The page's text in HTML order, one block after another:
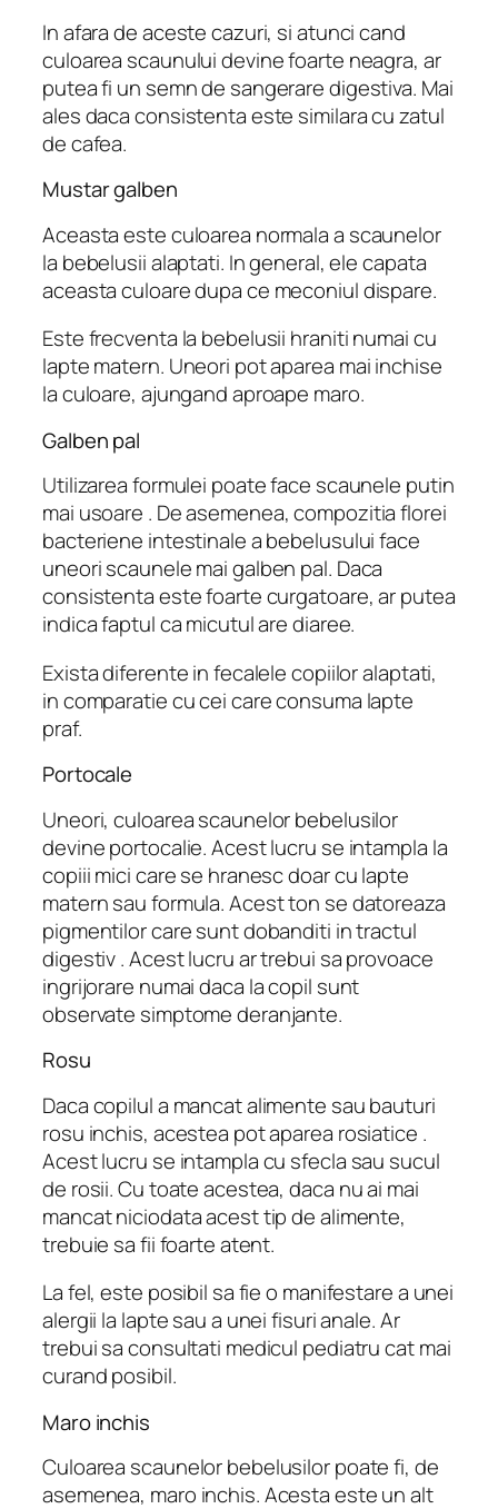
In afara de aceste cazuri, si atunci cand
culoarea scaunului devine foarte neagra, ar
putea fi un semn de sangerare digestiva. Mai
ales daca consistenta este similara cu zatul
de cafea.
Mustar galben
Aceasta este culoarea normala a scaunelor
la bebelusii alaptati. In general, ele capata
aceasta culoare dupa ce meconiul dispare.
Este frecventa la bebelusii hraniti numai cu
lapte matern. Uneori pot aparea mai inchise
la culoare, ajungand aproape maro.
Galben pal
Utilizarea formulei poate face scaunele putin
mai usoare . De asemenea, compozitia florei
bacteriene intestinale a bebelusului face
uneori scaunele mai galben pal. Daca
consistenta este foarte curgatoare, ar putea
indica faptul ca micutul are diaree.
Exista diferente in fecalele copiilor alaptati,
in comparatie cu cei care consuma lapte
praf.
Portocale
Uneori, culoarea scaunelor bebelusilor
devine portocalie. Acest lucru se intampla la
copiii mici care se hranesc doar cu lapte
matern sau formula. Acest ton se datoreaza
pigmentilor care sunt dobanditi in tractul
digestiv . Acest lucru ar trebui sa provoace
ingrijorare numai daca la copil sunt
observate simptome deranjante.
Rosu
Daca copilul a mancat alimente sau bauturi
rosu inchis, acestea pot aparea rosiatice .
Acest lucru se intampla cu sfecla sau sucul
de rosii. Cu toate acestea, daca nu ai mai
mancat niciodata acest tip de alimente,
trebuie sa fii foarte atent.
La fel, este posibil sa fie o manifestare a unei
alergii la lapte sau a unei fisuri anale. Ar
trebui sa consultati medicul pediatru cat mai
curand posibil.
Maro inchis
Culoarea scaunelor bebelusilor poate fi, de
asemenea, maro inchis. Acesta este un alt